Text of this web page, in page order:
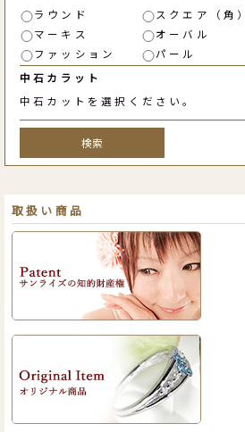
ラウンド
スクエア（角）
マーキス
オーバル
ファッション
パール
中石カラット
中石カットを選択ください。
検索
取扱い商品